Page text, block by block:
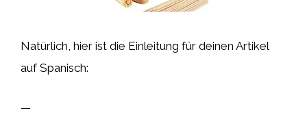
Natürlich, hier ist die Einleitung für deinen Artikel
auf Spanisch:
—